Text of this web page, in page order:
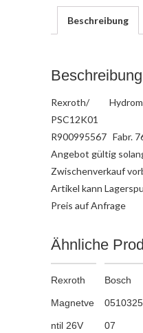
Beschreibung
Beschreibung
Rexroth/
PSC12K01
R900995567 Fabr.
Angebot gültig
Zwischenverkauf
Artikel kann
Preis auf Anfrage
Ähnliche
Rexroth
Magnetve
ntil 26V
Bosch
07